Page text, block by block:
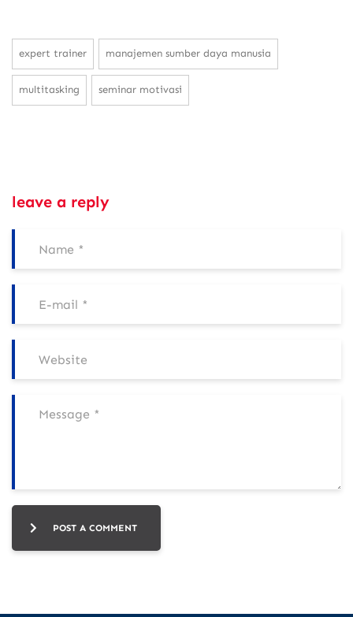
expert trainer manajemen sumber daya manusia
multitasking seminar motivasi
leave a reply
POST A COMMENT